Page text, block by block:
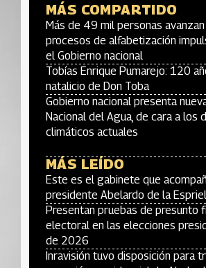
MÁS COMPARTIDO
Más de 49 mil personas avanzan
procesos de alfabetización
el Gobierno nacional
Tobías Enrique Pumarejo: 120
natalicio de Don Toba
Gobierno nacional presenta
Nacional del Agua, de cara a los
climáticos actuales
MÁS LEÍDO
Este es el gabinete que
presidente Abelardo de la
Presentan pruebas de presunto
electoral en las elecciones
de 2026
Inravisión tuvo disposición para